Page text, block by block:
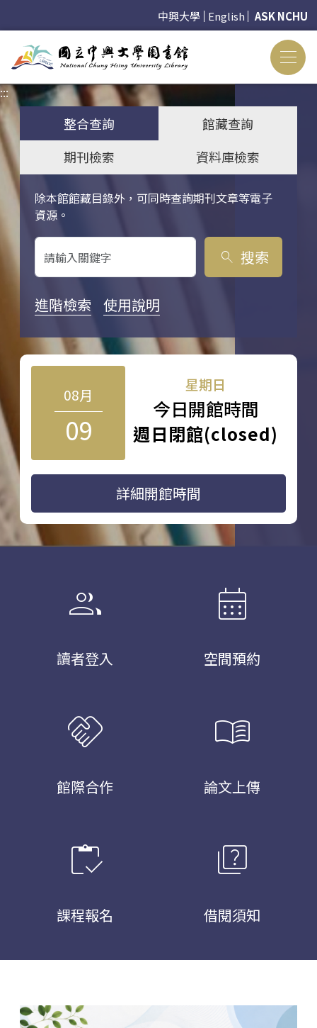
中興大學 English ASK NCHU
:::
整合查詢
館藏查詢
期刊檢索
資料庫檢索
除本館館藏目錄外，可同時查詢期刊文章等電子
資源。
關鍵字搜尋
search 搜索
進階檢索 使用說明
08月
09
星期日
今日開館時間
週日閉館(closed)
詳細開館時間
group
讀者登入
calendar_month
空間預約
handshake
館際合作
menu_book
論文上傳
inventory
課程報名
quiz
借閱須知